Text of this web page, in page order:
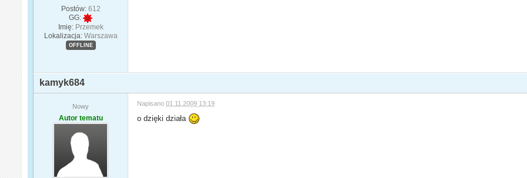
Postów: 612
GG:
Imię: Przemek
Lokalizacja: Warszawa
OFFLINE
kamyk684
Nowy
Autor tematu
Napisano01.11.2009 13:19
o dzięki działa